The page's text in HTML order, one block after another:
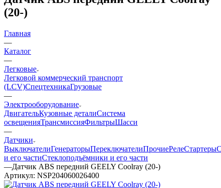
(20-)
Главная
—
Каталог
—
Легковые
Легковой коммерческий транспорт
(LCV)СпецтехникаГрузовые
—
Электрооборудование
ДвигательКузовные деталиСистема
освещенияТрансмиссияФильтрыШасси
—
Датчики
ВыключателиГенераторыПереключателиПрочиеРелеСтартеры
и его частиСтеклоподъёмники и его части
—Датчик ABS передний GEELY Coolray (20-)
Артикул: NSP204060026400